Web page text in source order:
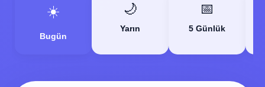
☀️
Bugün
🌙
Yarın
📅
5 Günlük